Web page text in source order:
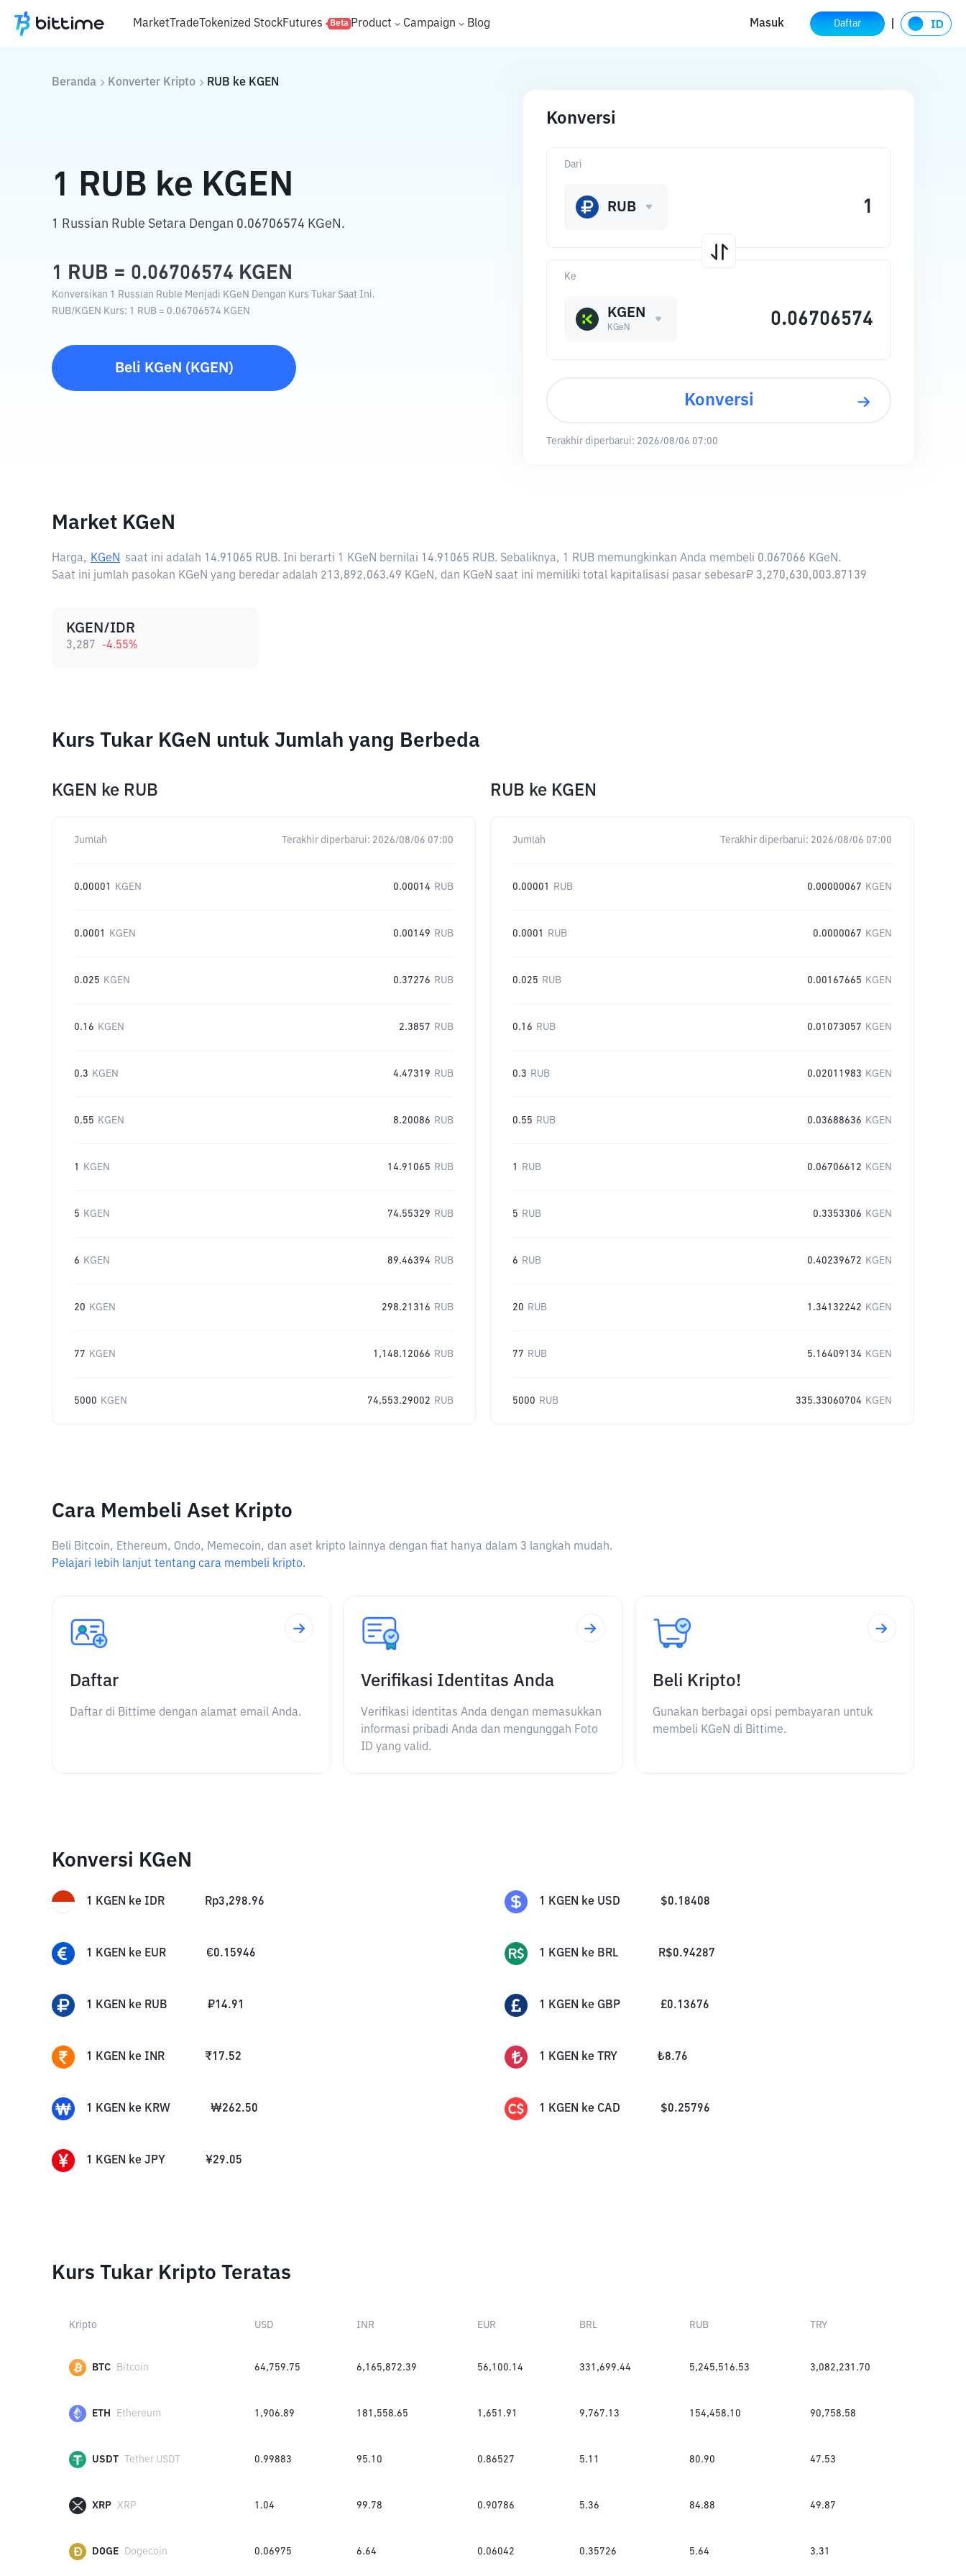
MarketTradeTokenized StockFutures Beta Product Campaign Blog Masuk Daftar
Beranda Konverter Kripto RUB ke KGEN
1 RUB ke KGEN
1 Russian Ruble Setara Dengan 0.06706574 KGeN.
1 RUB = 0.06706574 KGEN
Konversikan 1 Russian Ruble Menjadi KGeN Dengan Kurs Tukar Saat Ini.
RUB/KGEN Kurs: 1 RUB = 0.06706574 KGEN
Beli KGeN ( KGEN )
Konversi
Ke
KGEN
KGeN
Dari
RUB
Konversi
Terakhir diperbarui: 2026/08/06 07:00
Market KGeN
Harga, KGeN saat ini adalah 14.91065 RUB. Ini berarti 1 KGeN bernilai 14.91065 RUB. Sebaliknya, 1 RUB memungkinkan Anda membeli 0.067066 KGeN.
Saat ini jumlah pasokan KGeN yang beredar adalah 213,892,063.49 KGeN, dan KGeN saat ini memiliki total kapitalisasi pasar sebesar₽ 3,270,630,003.87139
KGEN/IDR
3,287 -4.55%
Kurs Tukar KGeN untuk Jumlah yang Berbeda
KGEN ke RUB
Jumlah Terakhir diperbarui: 2026/08/06 07:00
0.00001 KGEN 0.00014 RUB
0.0001 KGEN 0.00149 RUB
0.025 KGEN 0.37276 RUB
0.16 KGEN 2.3857 RUB
0.3 KGEN 4.47319 RUB
0.55 KGEN 8.20086 RUB
1 KGEN 14.91065 RUB
5 KGEN 74.55329 RUB
6 KGEN 89.46394 RUB
20 KGEN 298.21316 RUB
77 KGEN 1,148.12066 RUB
5000 KGEN 74,553.29002 RUB
RUB ke KGEN
Jumlah Terakhir diperbarui: 2026/08/06 07:00
0.00001 RUB 0.00000067 KGEN
0.0001 RUB 0.0000067 KGEN
0.025 RUB 0.00167665 KGEN
0.16 RUB 0.01073057 KGEN
0.3 RUB 0.02011983 KGEN
0.55 RUB 0.03688636 KGEN
1 RUB 0.06706612 KGEN
5 RUB 0.3353306 KGEN
6 RUB 0.40239672 KGEN
20 RUB 1.34132242 KGEN
77 RUB 5.16409134 KGEN
5000 RUB 335.33060704 KGEN
Cara Membeli Aset Kripto
Beli Bitcoin, Ethereum, Ondo, Memecoin, dan aset kripto lainnya dengan fiat hanya dalam 3 langkah mudah.
Pelajari lebih lanjut tentang cara membeli kripto.
Daftar
Daftar di Bittime dengan alamat email Anda.
Verifikasi Identitas Anda
Verifikasi identitas Anda dengan memasukkan
informasi pribadi Anda dan mengunggah Foto
ID yang valid.
Beli Kripto!
Gunakan berbagai opsi pembayaran untuk
membeli KGeN di Bittime.
Konversi KGeN
1 KGEN ke IDR Rp3,298.96 1 KGEN ke USD $0.18408
1 KGEN ke EUR €0.15946 1 KGEN ke BRL R$0.94287
1 KGEN ke RUB ₽14.91 1 KGEN ke GBP £0.13676
1 KGEN ke INR ₹17.52 1 KGEN ke TRY ₺8.76
1 KGEN ke KRW ₩262.50 1 KGEN ke CAD $0.25796
1 KGEN ke JPY ¥29.05
Kurs Tukar Kripto Teratas
Kripto USD INR EUR BRL RUB TRY
BTC Bitcoin 64,759.75 6,165,872.39 56,100.14 331,699.44 5,245,516.53 3,082,231.70
ETH Ethereum 1,906.89 181,558.65 1,651.91 9,767.13 154,458.10 90,758.58
USDT Tether USDT 0.99883 95.10 0.86527 5.11 80.90 47.53
XRP XRP 1.04 99.78 0.90786 5.36 84.88 49.87
DOGE Dogecoin 0.06975 6.64 0.06042 0.35726 5.64 3.31